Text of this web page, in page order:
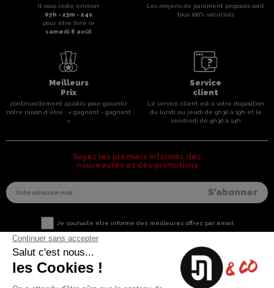
Il vous reste environ
07h - 23m - 24s
pour être livré le
samedi 8 août
Les moyens de paiement proposés sont
tous 100% sécurisés
Meilleurs
Prix
continuellement ajustés pour garantir
notre raison d'être : « gagnant - gagnant
»
Service
client
Le service client est a votre disposition
du lundi au jeudi de 9h30 à 19h et le
vendredi de 9h30 à 14h
Soyez les premiers informés des
nouveautés et des promotions
Je souhaite être informé des meilleures offres par email
Nous contacter Informations utiles